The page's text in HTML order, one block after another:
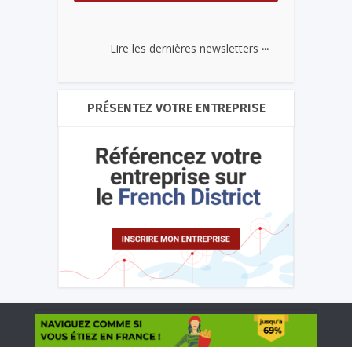
Lire les dernières newsletters ...
PRÉSENTEZ VOTRE ENTREPRISE